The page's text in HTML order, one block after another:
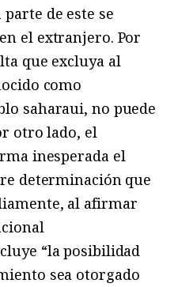
de este se
el extranjero. Por
que excluya al
como
saharaui, no puede
otro lado, el
inesperada el
determinación que
al afirmar
“la posibilidad
sea otorgado